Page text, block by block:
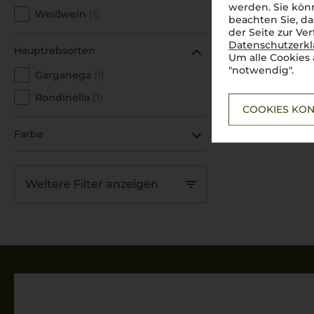
werden. Sie
beachten Sie,
der Seite zur
Um alle
"notwendig".
COOKIES
Azienda Agricola COS
Azienda Agrigola Cecilia Beretta
Azienda Vinicola Falesco s.r.l.
Weißwein
Hauptrebsorten
Garganega
Rondinella
Farbe
Weitere Filter anzeigen